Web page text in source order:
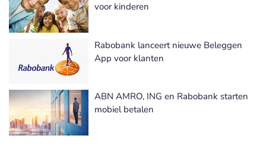
voor kinderen
Rabobank lanceert nieuwe Beleggen
App voor klanten
ABN AMRO, ING en Rabobank starten
mobiel betalen